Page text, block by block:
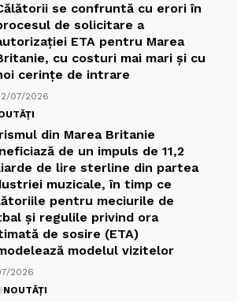
se confruntă cu erori în
de solicitare a
ETA pentru Marea
cu costuri mai mari și cu
cerințe de intrare
07/2026
din Marea Britanie
de un impuls de 11,2
de lire sterline din partea
muzicale, în timp ce
pentru meciurile de
și regulile privind ora
de sosire (ETA)
modelul vizitelor
2026
NOUTĂȚI